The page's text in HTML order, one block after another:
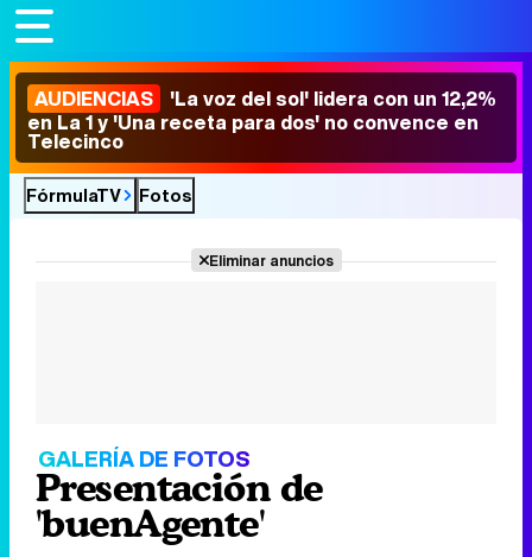
AUDIENCIAS 'La voz del sol' lidera con un 12,2%
en La 1 y 'Una receta para dos' no convence en
Telecinco
FórmulaTV Fotos
Eliminar anuncios
GALERÍA DE FOTOS
Presentación de
'buenAgente'